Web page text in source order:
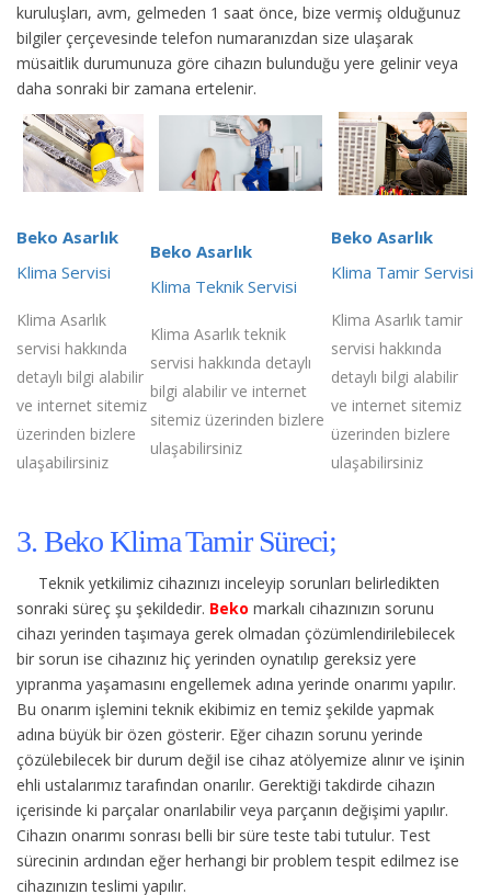
kuruluşları, avm, gelmeden 1 saat önce, bize vermiş olduğunuz
bilgiler çerçevesinde telefon numaranızdan size ulaşarak
müsaitlik durumunuza göre cihazın bulunduğu yere gelinir veya
daha sonraki bir zamana ertelenir.
Beko Asarlık
Klima Servisi
Klima Asarlık
servisi hakkında
detaylı bilgi alabilir
ve internet sitemiz
üzerinden bizlere
ulaşabilirsiniz
Beko Asarlık
Klima Teknik Servisi
Klima Asarlık teknik
servisi hakkında detaylı
bilgi alabilir ve internet
sitemiz üzerinden bizlere
ulaşabilirsiniz
Beko Asarlık
Klima Tamir Servisi
Klima Asarlık tamir
servisi hakkında
detaylı bilgi alabilir
ve internet sitemiz
üzerinden bizlere
ulaşabilirsiniz
3. Beko Klima Tamir Süreci;
Teknik yetkilimiz cihazınızı inceleyip sorunları belirledikten
sonraki süreç şu şekildedir. Beko markalı cihazınızın sorunu
cihazı yerinden taşımaya gerek olmadan çözümlendirilebilecek
bir sorun ise cihazınız hiç yerinden oynatılıp gereksiz yere
yıpranma yaşamasını engellemek adına yerinde onarımı yapılır.
Bu onarım işlemini teknik ekibimiz en temiz şekilde yapmak
adına büyük bir özen gösterir. Eğer cihazın sorunu yerinde
çözülebilecek bir durum değil ise cihaz atölyemize alınır ve işinin
ehli ustalarımız tarafından onarılır. Gerektiği takdirde cihazın
içerisinde ki parçalar onarılabilir veya parçanın değişimi yapılır.
Cihazın onarımı sonrası belli bir süre teste tabi tutulur. Test
sürecinin ardından eğer herhangi bir problem tespit edilmez ise
cihazınızın teslimi yapılır.